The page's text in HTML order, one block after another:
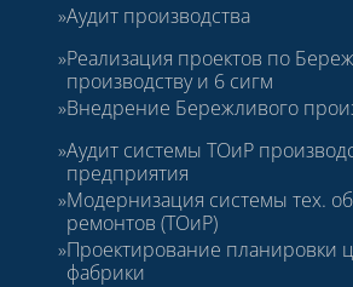
Аудит производства
Реализация проектов по
производству и 6 сигм
Внедрение Бережливого
Аудит системы ТОиР
предприятия
Модернизация системы тех.
ремонтов (ТОиР)
Проектирование планировки
фабрики